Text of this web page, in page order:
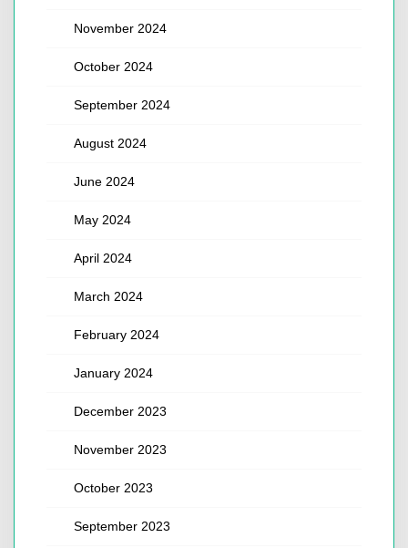
November 2024
October 2024
September 2024
August 2024
June 2024
May 2024
April 2024
March 2024
February 2024
January 2024
December 2023
November 2023
October 2023
September 2023